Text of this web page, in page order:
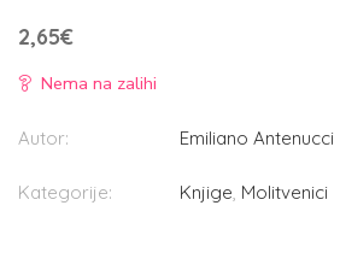
2,65€
Nema na zalihi
Autor: Emiliano Antenucci
Kategorije: Knjige Molitvenici